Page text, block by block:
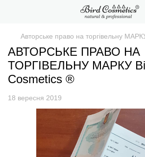
Авторське право на торгівельну
АВТОРСЬКЕ ПРАВО НА
ТОРГІВЕЛЬНУ МАРКУ
Cosmetics ®
18 вересня 2019